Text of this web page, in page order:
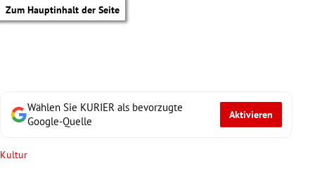
Zum Hauptinhalt der Seite
Wählen Sie KURIER als bevorzugte
Google-Quelle
Aktivieren
Kultur